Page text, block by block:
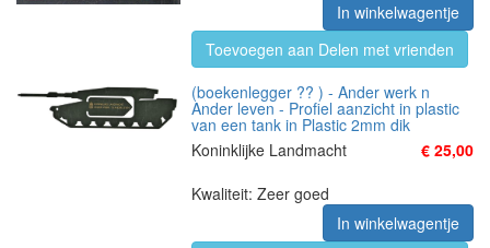
In winkelwagentje
Toevoegen aan Delen met vrienden
(boekenlegger ?? ) - Ander werk n
Ander leven - Profiel aanzicht in plastic
van een tank in Plastic 2mm dik
Koninklijke Landmacht
€ 25,00
Kwaliteit: Zeer goed
In winkelwagentje